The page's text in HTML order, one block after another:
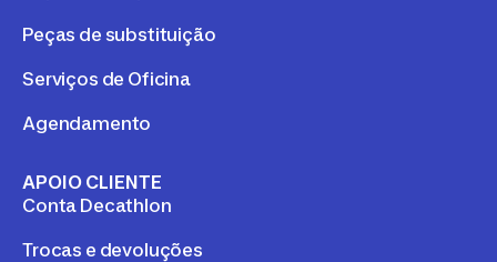
Peças de substituição
Serviços de Oficina
Agendamento
APOIO CLIENTE
Conta Decathlon
Trocas e devoluções